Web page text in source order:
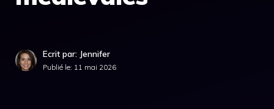
Ecrit par: Jennifer
Publié le: 11 mai 2026